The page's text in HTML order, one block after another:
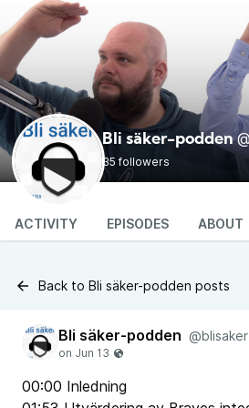
Bli säker-podden
35 followers
ACTIVITY EPISODES ABOUT
Back to Bli säker-podden posts
Bli säker-podden @blisaker
00:00 Inledning